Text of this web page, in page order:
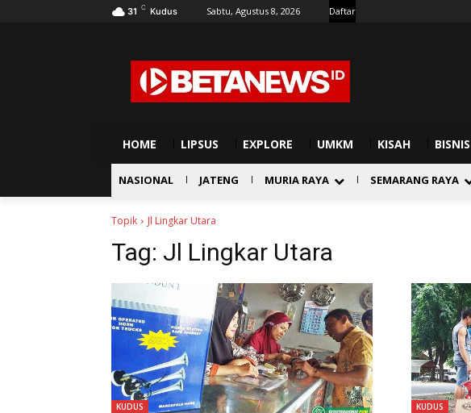
31 C Kudus Sabtu, Agustus 8, 2026 Daftar
HOME LIPSUS EXPLORE UMKM KISAH BISNIS
NASIONAL JATENG MURIA RAYA SEMARANG RAYA
Topik Jl Lingkar Utara
Tag: Jl Lingkar Utara
KUDUS KUDUS